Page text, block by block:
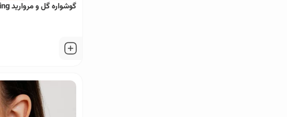
گوشواره گل و مروارید Xuping